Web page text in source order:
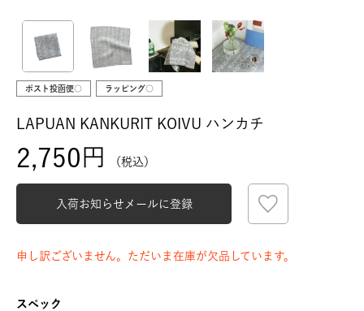
ポスト投函便○ ラッピング○
LAPUAN KANKURIT KOIVU ハンカチ
2,750 税込
入荷お知らせメールに登録
申し訳ございません。ただいま在庫が欠品しています。
スペック